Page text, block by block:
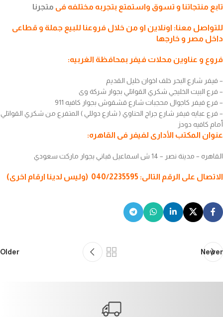
تابع منتجاتنا و تسوق واستمتع بتجربه مختلفه فى متجرنا
للتواصل معنا: اونلاين او من خلال فروعنا للبيع جملة و قطاعى
داخل مصر و خارجها
فروع و عناوين محلات فيفر بمحافظة الغربيه:
– فيفر شارع البحر خلف اخوان خليل القديم
– فرع البيت الخليجي شكري القواتلي بجوار شركة وى
– فرع فيفر كاجوال محجبات شارع قشقوش بجوار كافيه 911
– فرع عبايه فيفر شارع جراج الحناوي ( شارع دوللي ) المتفرع من شكري القواتلي
أمام كافيه دودز
عنوان المكتب الأدارى لفيفر فى القاهره:
القاهره – مدينة نصر – 14 ش اسماعيل قباني بجوار ماركت سعودي
الاتصال على الرقم التالى: 040/2235595 (وليس لدينا ارقام اخرى)
Newer
Older